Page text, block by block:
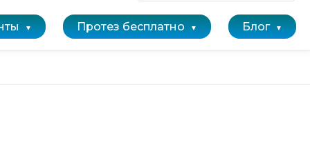
Протез бесплатно Блог